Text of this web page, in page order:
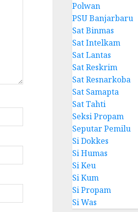
Polwan
PSU Banjarbaru
Sat Binmas
Sat Intelkam
Sat Lantas
Sat Reskrim
Sat Resnarkoba
Sat Samapta
Sat Tahti
Seksi Propam
Seputar Pemilu
Si Dokkes
Si Humas
Si Keu
Si Kum
Si Propam
Si Was